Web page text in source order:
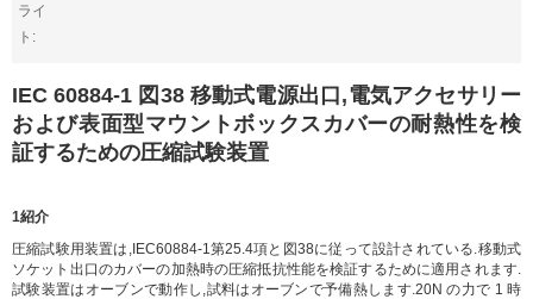
ライ
ト:
IEC 60884-1 図38 移動式電源出口,電気アクセサリー
および表面型マウントボックスカバーの耐熱性を検
証するための圧縮試験装置
1紹介
圧縮試験用装置は,IEC60884-1第25.4項と図38に従って設計されている.移動式
ソケット出口のカバーの加熱時の圧縮抵抗性能を検証するために適用されます.
試験装置はオーブンで動作し,試料はオーブンで予備熱します.20N の力で 1 時